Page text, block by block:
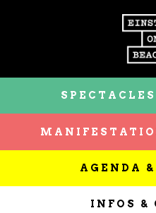
AGENDA
INFOS &